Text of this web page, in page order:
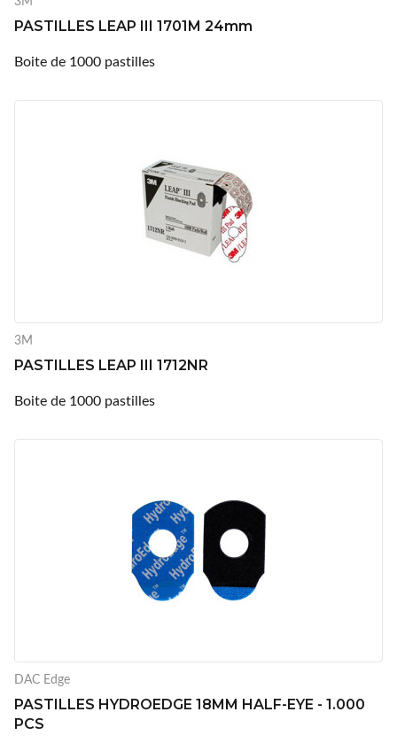
PASTILLES LEAP III 1701M 24mm
Boite de 1000 pastilles
3M
PASTILLES LEAP III 1712NR
Boite de 1000 pastilles
DAC Edge
PASTILLES HYDROEDGE 18MM HALF-EYE - 1.000
PCS